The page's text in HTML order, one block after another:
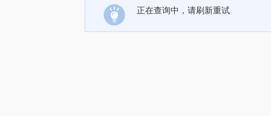
正在查询中，请刷新重试